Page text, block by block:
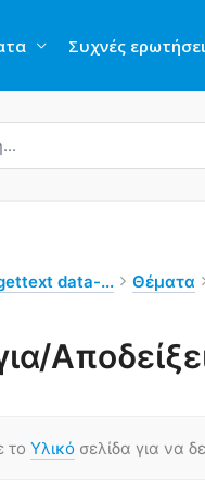
Συχνές
data-... Θέματα
το Υλικό σελίδα για να